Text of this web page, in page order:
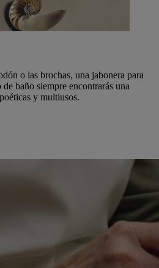
o las brochas, una jabonera para
baño siempre encontrarás una
y multiusos.